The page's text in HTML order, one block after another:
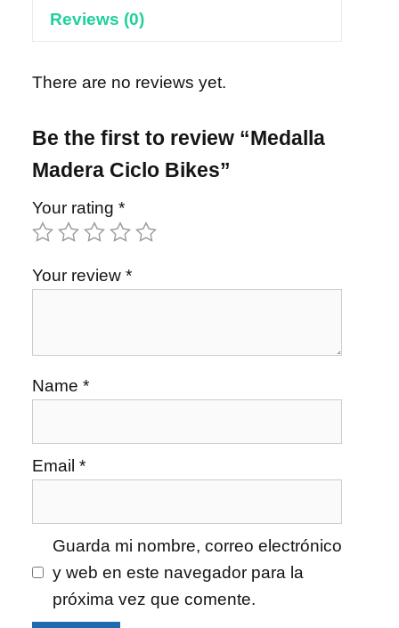
Reviews (0)
There are no reviews yet.
Be the first to review “Medalla
Madera Ciclo Bikes”
Your rating *
Your review *
Name *
Email *
Guarda mi nombre, correo electrónico
y web en este navegador para la
próxima vez que comente.